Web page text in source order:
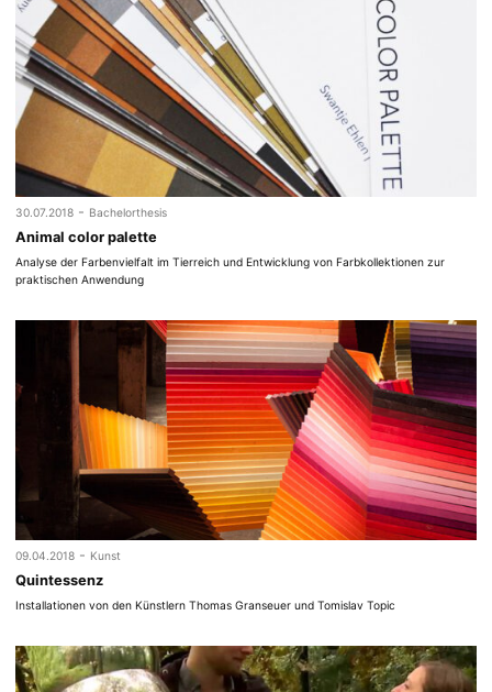
30.07.2018 - Bachelorthesis
Animal color palette
Analyse der Farbenvielfalt im Tierreich und Entwicklung von Farbkollektionen zur
praktischen Anwendung
09.04.2018 - Kunst
Quintessenz
Installationen von den Künstlern Thomas Granseuer und Tomislav Topic